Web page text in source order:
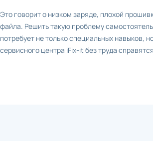
Это говорит о низком заряде, плохой
файла. Решить такую проблему
потребует не только специальных навыков,
сервисного центра iFix-it без труда